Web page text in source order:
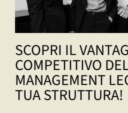
SCOPRI IL
COMPETITIVO
MANAGEMENT
TUA STRUTTURA!